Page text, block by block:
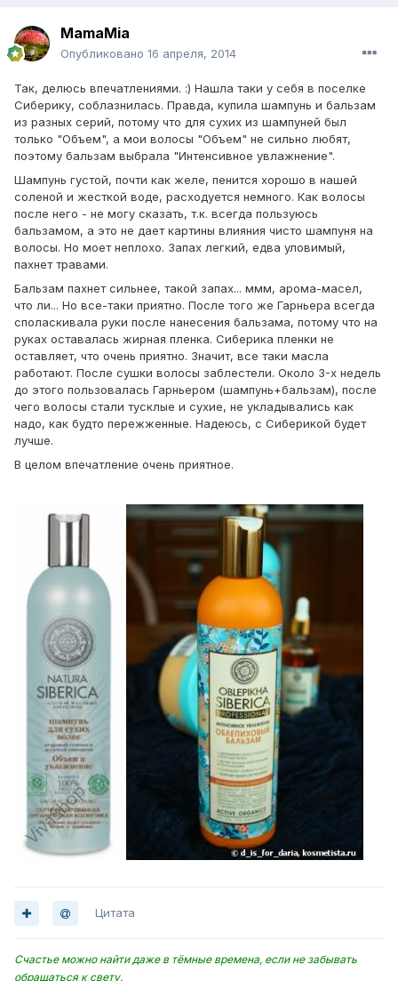
MamaMia
Опубликовано 16 апреля, 2014
Так, делюсь впечатлениями. :) Нашла таки у себя в поселке
Сиберику, соблазнилась. Правда, купила шампунь и бальзам
из разных серий, потому что для сухих из шампуней был
только "Объем", а мои волосы "Объем" не сильно любят,
поэтому бальзам выбрала "Интенсивное увлажнение".
Шампунь густой, почти как желе, пенится хорошо в нашей
соленой и жесткой воде, расходуется немного. Как волосы
после него - не могу сказать, т.к. всегда пользуюсь
бальзамом, а это не дает картины влияния чисто шампуня на
волосы. Но моет неплохо. Запах легкий, едва уловимый,
пахнет травами.
Бальзам пахнет сильнее, такой запах... ммм, арома-масел,
что ли... Но все-таки приятно. После того же Гарньера всегда
споласкивала руки после нанесения бальзама, потому что на
руках оставалась жирная пленка. Сиберика пленки не
оставляет, что очень приятно. Значит, все таки масла
работают. После сушки волосы заблестели. Около 3-х недель
до этого пользовалась Гарньером (шампунь+бальзам), после
чего волосы стали тусклые и сухие, не укладывались как
надо, как будто пережженные. Надеюсь, с Сиберикой будет
лучше.
В целом впечатление очень приятное.
Цитата
Счастье можно найти даже в тёмные времена, если не забывать
обращаться к свету.